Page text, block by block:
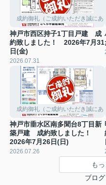
成約御礼（ご成約いただき誠に
神戸市西区持子1丁目戸建 成
約致しました！ 2026年7月31
日(金)
2026.07.31
成約御礼（ご成約いただき誠に
神戸市垂水区南多聞台8丁目新
築戸建 成約致しました！
2026年7月26日(日)
2026.07.26
も
ブロ